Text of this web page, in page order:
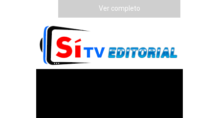
Ver completo